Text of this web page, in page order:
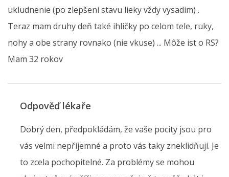
ukludnenie (po zlepšení stavu lieky vždy vysadim) .
Teraz mam druhy deň také ihličky po celom tele, ruky,
nohy a obe strany rovnako (nie vkuse) ... Môže ist o RS?
Mam 32 rokov
Odpověď lékaře
Dobrý den, předpokládám, že vaše pocity jsou pro
vás velmi nepříjemné a proto vás taky zneklidňují. Je
to zcela pochopitelné. Za problémy se mohou